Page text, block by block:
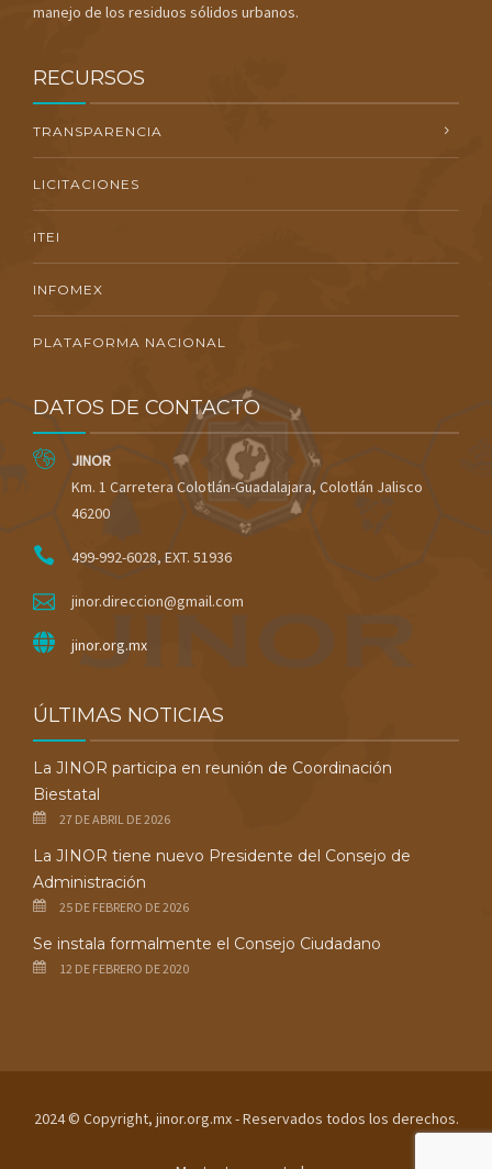
manejo de los residuos sólidos urbanos.
RECURSOS
TRANSPARENCIA
LICITACIONES
ITEI
INFOMEX
PLATAFORMA NACIONAL
DATOS DE CONTACTO
JINOR
Km. 1 Carretera Colotlán-Guadalajara, Colotlán Jalisco
46200
499-992-6028, EXT. 51936
jinor.direccion@gmail.com
jinor.org.mx
ÚLTIMAS NOTICIAS
La JINOR participa en reunión de Coordinación
Biestatal
27 DE ABRIL DE 2026
La JINOR tiene nuevo Presidente del Consejo de
Administración
25 DE FEBRERO DE 2026
Se instala formalmente el Consejo Ciudadano
12 DE FEBRERO DE 2020
2024 © Copyright, jinor.org.mx - Reservados todos los derechos.